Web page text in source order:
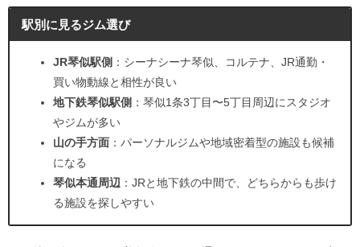
駅別に見るジム選び
JR琴似駅側 ：シーナシーナ琴似、コルテナ、JR通勤・
買い物動線と相性が良い
地下鉄琴似駅側 ：琴似1条3丁目〜5丁目周辺にスタジオ
やジムが多い
山の手方面 ：パーソナルジムや地域密着型の施設も候補
になる
琴似本通周辺 ：JRと地下鉄の中間で、どちらからも歩け
る施設を探しやすい